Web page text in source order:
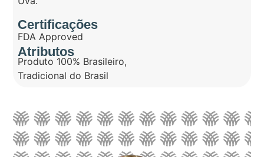
Certificações
FDA Approved
Atributos
Produto 100% Brasileiro,
Tradicional do Brasil